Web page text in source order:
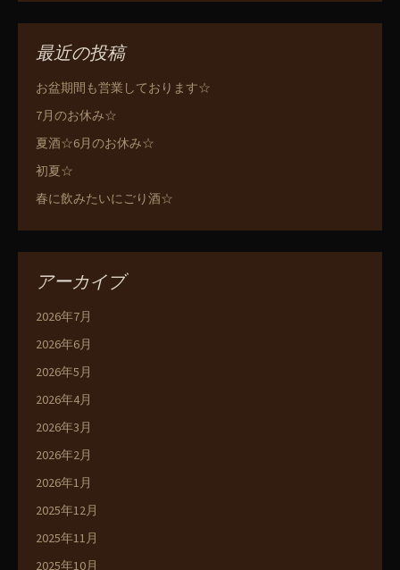
最近の投稿
お盆期間も営業しております☆
7月のお休み☆
夏酒☆6月のお休み☆
初夏☆
春に飲みたいにごり酒☆
アーカイブ
2026年7月
2026年6月
2026年5月
2026年4月
2026年3月
2026年2月
2026年1月
2025年12月
2025年11月
2025年10月